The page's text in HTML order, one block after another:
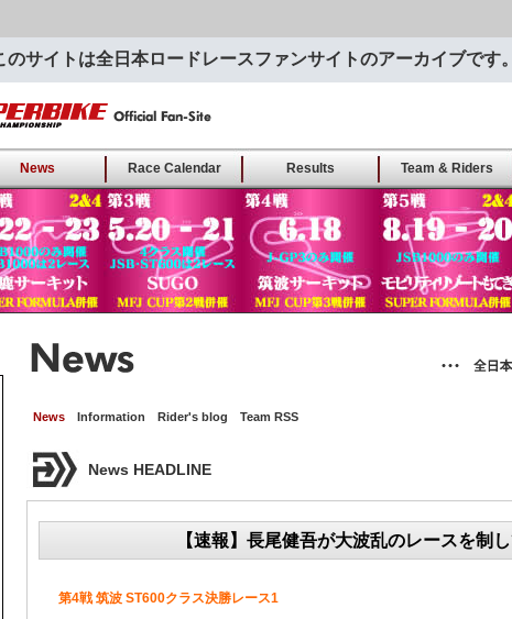
のサイトは全日本ロードレースファンサイトのアーカイブです
ALL
RACE
- Offical
News Race Calendar Results Team & Riders
News Information Rider's blog Team RSS
News HEADLINE
【速報】長尾健吾が大波乱のレースを制し
第4戦 筑波 ST600クラス決勝レース1